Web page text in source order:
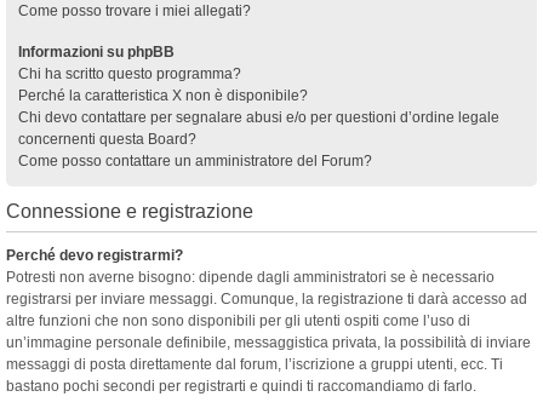
Come posso trovare i miei allegati?
Informazioni su phpBB
Chi ha scritto questo programma?
Perché la caratteristica X non è disponibile?
Chi devo contattare per segnalare abusi e/o per questioni d’ordine legale
concernenti questa Board?
Come posso contattare un amministratore del Forum?
Connessione e registrazione
Perché devo registrarmi?
Potresti non averne bisogno: dipende dagli amministratori se è necessario
registrarsi per inviare messaggi. Comunque, la registrazione ti darà accesso ad
altre funzioni che non sono disponibili per gli utenti ospiti come l’uso di
un’immagine personale definibile, messaggistica privata, la possibilità di inviare
messaggi di posta direttamente dal forum, l’iscrizione a gruppi utenti, ecc. Ti
bastano pochi secondi per registrarti e quindi ti raccomandiamo di farlo.